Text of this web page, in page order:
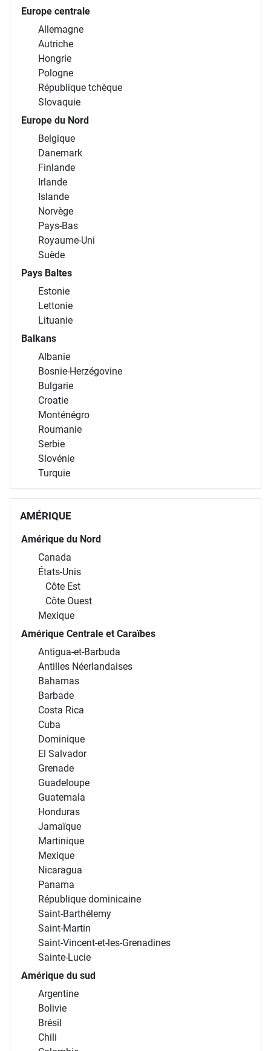
Europe centrale
Allemagne
Autriche
Hongrie
Pologne
République tchèque
Slovaquie
Europe du Nord
Belgique
Danemark
Finlande
Irlande
Islande
Norvège
Pays-Bas
Royaume-Uni
Suède
Pays Baltes
Estonie
Lettonie
Lituanie
Balkans
Albanie
Bosnie-Herzégovine
Bulgarie
Croatie
Monténégro
Roumanie
Serbie
Slovénie
Turquie
AMÉRIQUE
Amérique du Nord
Canada
États-Unis
Côte Est
Côte Ouest
Mexique
Amérique Centrale et Caraïbes
Antigua-et-Barbuda
Antilles Néerlandaises
Bahamas
Barbade
Costa Rica
Cuba
Dominique
El Salvador
Grenade
Guadeloupe
Guatemala
Honduras
Jamaïque
Martinique
Mexique
Nicaragua
Panama
République dominicaine
Saint-Barthélemy
Saint-Martin
Saint-Vincent-et-les-Grenadines
Sainte-Lucie
Amérique du sud
Argentine
Bolivie
Brésil
Chili